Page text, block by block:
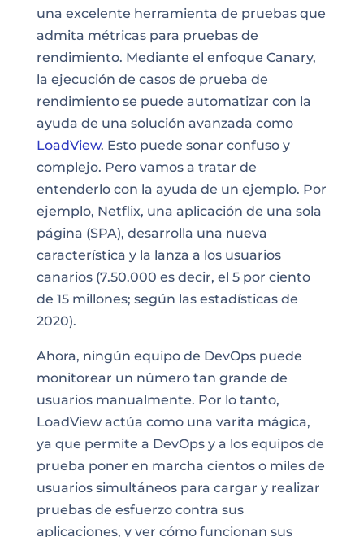
una excelente herramienta de pruebas que
admita métricas para pruebas de
rendimiento. Mediante el enfoque Canary,
la ejecución de casos de prueba de
rendimiento se puede automatizar con la
ayuda de una solución avanzada como
LoadView. Esto puede sonar confuso y
complejo. Pero vamos a tratar de
entenderlo con la ayuda de un ejemplo. Por
ejemplo, Netflix, una aplicación de una sola
página (SPA), desarrolla una nueva
característica y la lanza a los usuarios
canarios (7.50.000 es decir, el 5 por ciento
de 15 millones; según las estadísticas de
2020).
Ahora, ningún equipo de DevOps puede
monitorear un número tan grande de
usuarios manualmente. Por lo tanto,
LoadView actúa como una varita mágica,
ya que permite a DevOps y a los equipos de
prueba poner en marcha cientos o miles de
usuarios simultáneos para cargar y realizar
pruebas de esfuerzo contra sus
aplicaciones, y ver cómo funcionan sus